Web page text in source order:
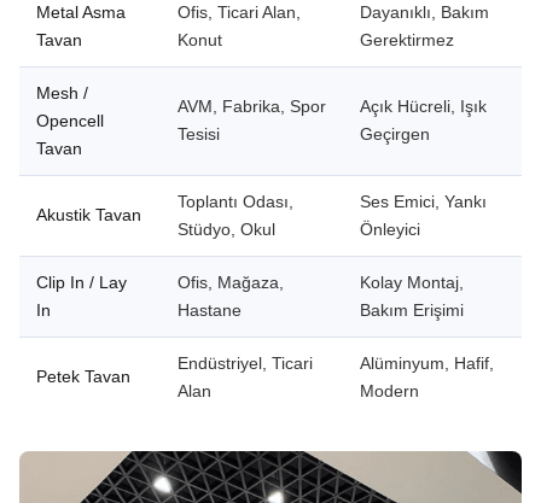
Metal Asma
Tavan
Ofis, Ticari Alan,
Konut
Dayanıklı, Bakım
Gerektirmez
Mesh /
Opencell
Tavan
AVM, Fabrika, Spor
Tesisi
Açık Hücreli, Işık
Geçirgen
Akustik Tavan
Toplantı Odası,
Stüdyo, Okul
Ses Emici, Yankı
Önleyici
Clip In / Lay
In
Ofis, Mağaza,
Hastane
Kolay Montaj,
Bakım Erişimi
Petek Tavan
Endüstriyel, Ticari
Alan
Alüminyum, Hafif,
Modern